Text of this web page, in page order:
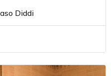
Diddi